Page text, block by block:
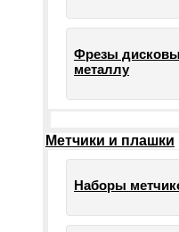
Фрезы
металлу
Метчики и плашки
Наборы